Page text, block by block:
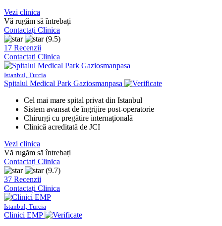
Vezi clinica
Vă rugăm să întrebați
Contactați Clinica
(9.5)
17 Recenzii
Contactați Clinica
Istanbul, Turcia
Spitalul Medical Park Gaziosmanpasa
Cel mai mare spital privat din Istanbul
Sistem avansat de îngrijire post-operatorie
Chirurgi cu pregătire internațională
Clinică acreditată de JCI
Vezi clinica
Vă rugăm să întrebați
Contactați Clinica
(9.7)
37 Recenzii
Contactați Clinica
Istanbul, Turcia
Clinici EMP